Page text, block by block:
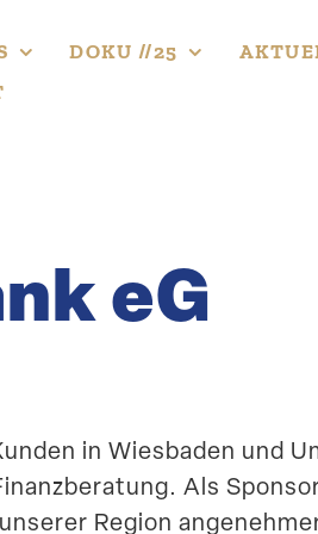
DOKU //25
eG
in Wiesbaden und
Als
Region